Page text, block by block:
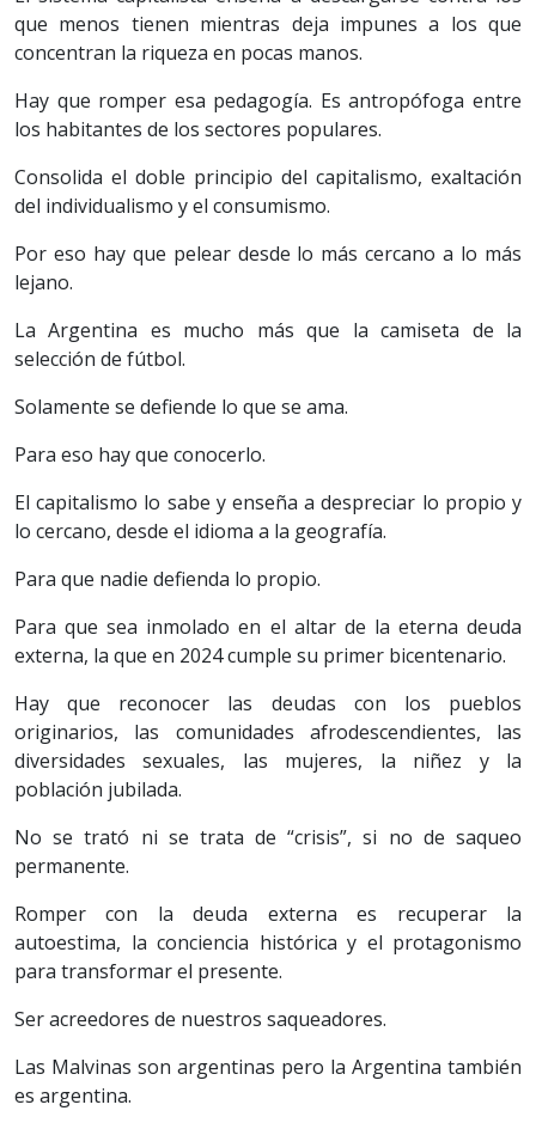
que menos tienen mientras deja impunes a los que
concentran la riqueza en pocas manos.
Hay que romper esa pedagogía. Es antropófoga entre
los habitantes de los sectores populares.
Consolida el doble principio del capitalismo, exaltación
del individualismo y el consumismo.
Por eso hay que pelear desde lo más cercano a lo más
lejano.
La Argentina es mucho más que la camiseta de la
selección de fútbol.
Solamente se defiende lo que se ama.
Para eso hay que conocerlo.
El capitalismo lo sabe y enseña a despreciar lo propio y
lo cercano, desde el idioma a la geografía.
Para que nadie defienda lo propio.
Para que sea inmolado en el altar de la eterna deuda
externa, la que en 2024 cumple su primer bicentenario.
Hay que reconocer las deudas con los pueblos
originarios, las comunidades afrodescendientes, las
diversidades sexuales, las mujeres, la niñez y la
población jubilada.
No se trató ni se trata de “crisis”, si no de saqueo
permanente.
Romper con la deuda externa es recuperar la
autoestima, la conciencia histórica y el protagonismo
para transformar el presente.
Ser acreedores de nuestros saqueadores.
Las Malvinas son argentinas pero la Argentina también
es argentina.